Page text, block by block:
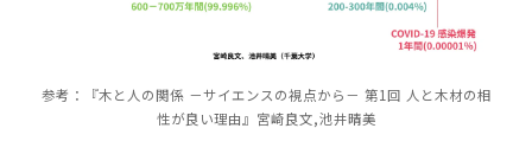
参考：『木と人の関係 －サイエンスの視点から－ 第1回 人と木材の相
性が良い理由』宮崎良文,池井晴美